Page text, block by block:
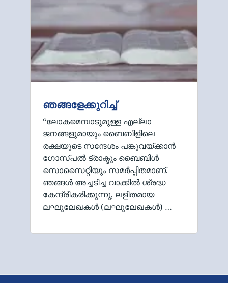
ഞങ്ങളേക്കുറിച്ച്
“ലോകമെമ്പാടുമുള്ള എല്ലാ
ജനങ്ങളുമായും ബൈബിളിലെ
രക്ഷയുടെ സന്ദേശം പങ്കുവയ്ക്കാൻ
ഗോസ്പൽ ട്രാക്ടും ബൈബിൾ
സൊസൈറ്റിയും സമർപ്പിതമാണ്.
ഞങ്ങൾ അച്ചടിച്ച വാക്കിൽ ശ്രദ്ധ
കേന്ദ്രീകരിക്കുന്നു, ലളിതമായ
ലഘുലേഖകൾ (ലഘുലേഖകൾ) …